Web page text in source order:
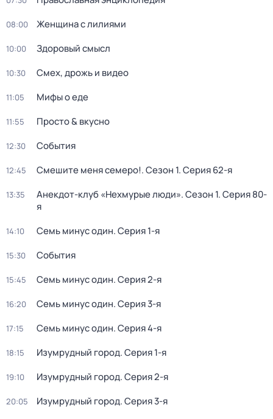
08:00 Женщина с лилиями
10:00 Здоровый смысл
10:30 Смех, дрожь и видео
11:05 Мифы о еде
11:55 Просто & вкусно
12:30 События
12:45 Смешите меня семеро!. Сезон 1. Серия 62-я
13:35 Анекдот-клуб «Нехмурые люди». Сезон 1. Серия 80-
я
14:10 Семь минус один. Серия 1-я
15:30 События
15:45 Семь минус один. Серия 2-я
16:20 Семь минус один. Серия 3-я
17:15 Семь минус один. Серия 4-я
18:15 Изумрудный город. Серия 1-я
19:10 Изумрудный город. Серия 2-я
20:05 Изумрудный город. Серия 3-я